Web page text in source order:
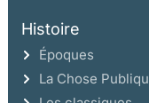
Histoire
Époques
La Chose